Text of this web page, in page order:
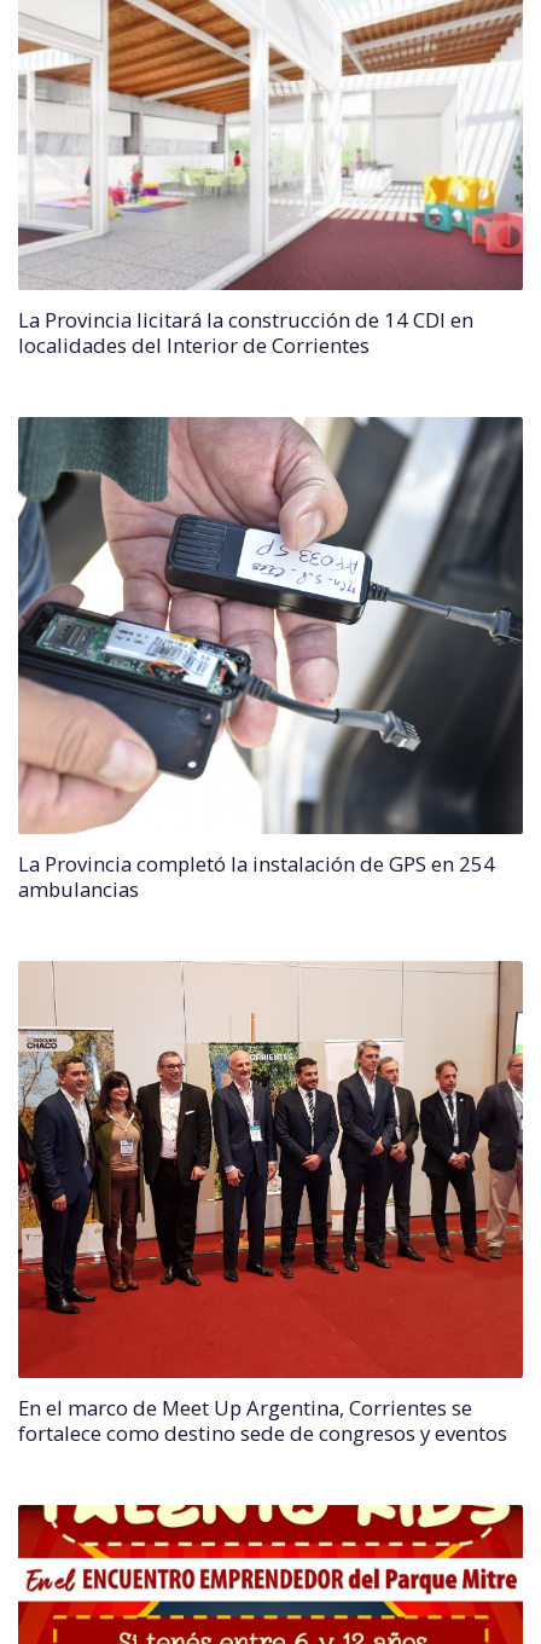
La Provincia licitará la construcción de 14 CDI en
localidades del Interior de Corrientes
La Provincia completó la instalación de GPS en 254
ambulancias
En el marco de Meet Up Argentina, Corrientes se
fortalece como destino sede de congresos y eventos